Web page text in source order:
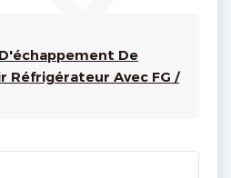
De
Réfrigérateur Avec FG /